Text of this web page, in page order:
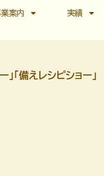
案内 実績
備えレシピショー」